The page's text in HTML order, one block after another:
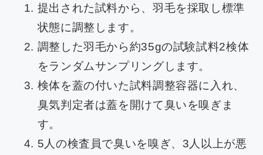
提出された試料から、羽毛を採取し標準
状態に調整します。
調整した羽毛から約35gの試験試料2検体
をランダムサンプリングします。
検体を蓋の付いた試料調整容器に入れ、
臭気判定者は蓋を開けて臭いを嗅ぎま
す。
5人の検査員で臭いを嗅ぎ、3人以上が悪